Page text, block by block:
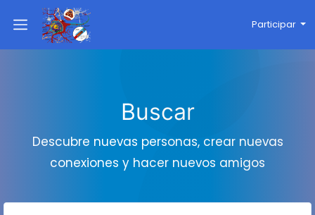
Participar
Buscar
Descubre nuevas personas, crear nuevas
conexiones y hacer nuevos amigos